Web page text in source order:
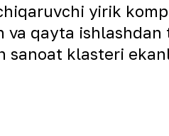
yirik
qayta ishlashdan
klasteri